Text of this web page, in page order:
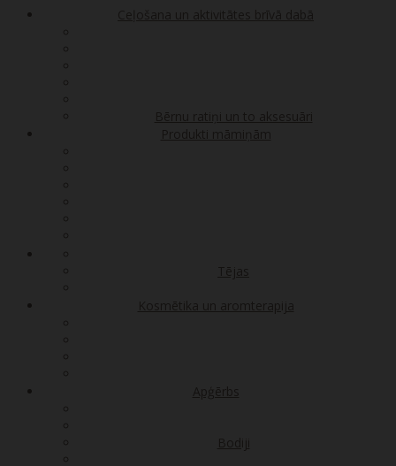
Ceļošana un aktivitātes brīvā dabā
Bērnu ratiņi un to aksesuāri
Produkti māmiņām
Tējas
Kosmētika un aromterapija
Apģērbs
Bodiji